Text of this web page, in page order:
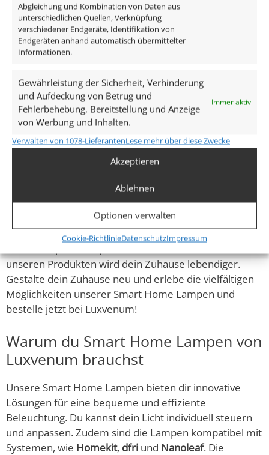
Abgleichung und Kombination von Daten aus
unterschiedlichen Quellen, Verknüpfung
verschiedener Endgeräte, Identifikation von
Endgeräten anhand automatisch übermittelter
Informationen.
Gewährleistung der Sicherheit, Verhinderung
und Aufdeckung von Betrug und
Fehlerbehebung, Bereitstellung und Anzeige
von Werbung und Inhalten.
Immer aktiv
Verwalten von 1078-LieferantenLese mehr über diese Zwecke
Akzeptieren
Ablehnen
Optionen verwalten
Cookie-RichtlinieDatenschutzImpressum
1 2 3 4 … 25 26
Wahl für dein Zuhause
Entdecke die Welt der Smart Home Lampen und
bringe dein Zuhause auf den neuesten Stand der
Technik. Bei Luxvenum findest duhochwertige LED-
Beleuchtungslösungen, die dir Komfort, Flexibilität und
Home Lampen umfasstmodernste Technologien und
innovative Designs, die sich nahtlos in dein Smart
Home integrieren lassen. Ob du die Helligkeit per App
steuerst, individuelle Lichtstimmungen erstellst oder
unseren Produkten wird dein Zuhause lebendiger.
Gestalte dein Zuhause neu und erlebe die vielfältigen
Möglichkeiten unserer Smart Home Lampen und
bestelle jetzt bei Luxvenum!
Warum du Smart Home Lampen von
Luxvenum brauchst
Unsere Smart Home Lampen bieten dir innovative
Lösungen für eine bequeme und effiziente
Beleuchtung. Du kannst dein Licht individuell steuern
und anpassen. Zudem sind die Lampen kompatibel mit
Systemen, wie Homekit, dfri und Nanoleaf. Die